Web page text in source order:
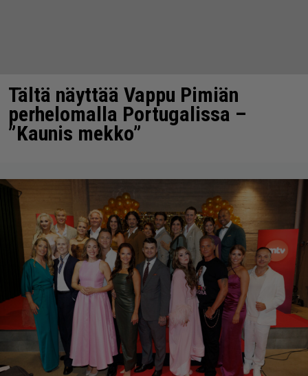
Tältä näyttää Vappu Pimiän
perhelomalla Portugalissa –
”Kaunis mekko”